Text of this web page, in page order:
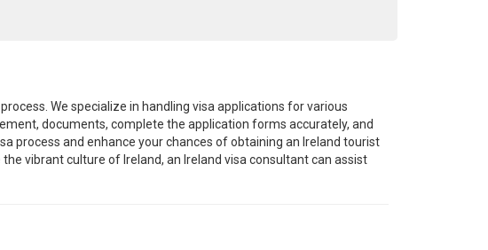
We specialize in handling visa applications for various
documents, complete the application forms accurately, and
process and enhance your chances of obtaining an Ireland tourist
vibrant culture of Ireland, an Ireland visa consultant can assist